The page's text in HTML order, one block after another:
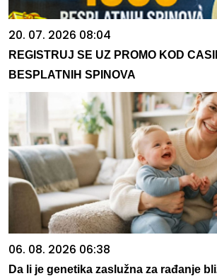
20. 07. 2026 08:04
REGISTRUJ SE UZ PROMO KOD
BESPLATNIH SPINOVA
06. 08. 2026 06:38
Da li je genetika zaslužna za rađanje